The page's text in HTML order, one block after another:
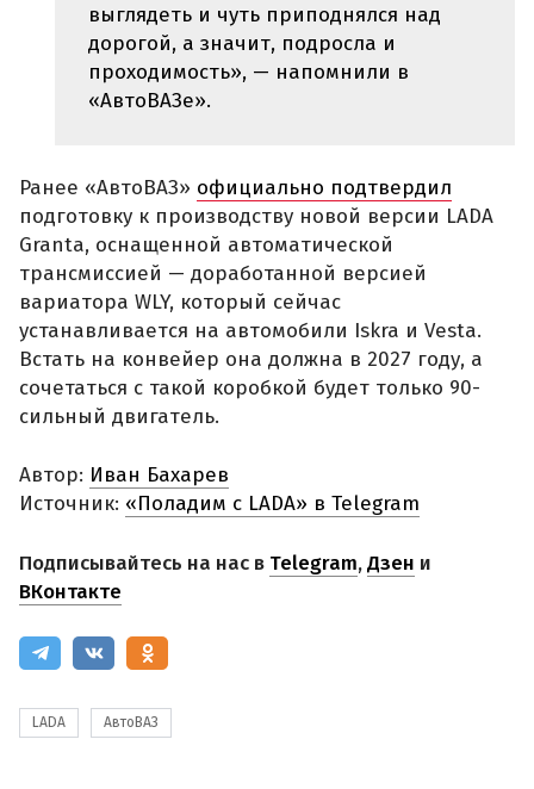
выглядеть и чуть приподнялся над
дорогой, а значит, подросла и
проходимость», — напомнили в
«АвтоВАЗе».
Ранее «АвтоВАЗ» официально подтвердил
подготовку к производству новой версии LADA
Granta, оснащенной автоматической
трансмиссией — доработанной версией
вариатора WLY, который сейчас
устанавливается на автомобили Iskra и Vesta.
Встать на конвейер она должна в 2027 году, а
сочетаться с такой коробкой будет только 90-
сильный двигатель.
Автор: Иван Бахарев
Источник: «Поладим с LADA» в Telegram
Подписывайтесь на нас в Telegram,Дзен и
ВКонтакте
LADA АвтоВАЗ